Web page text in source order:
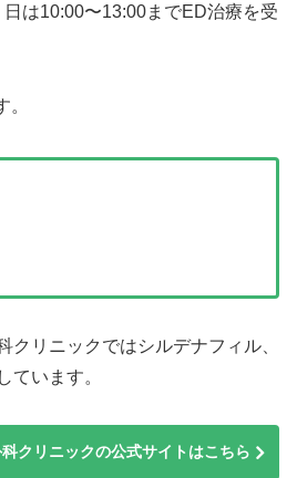
は10:00〜13:00までED治療を受
クリニックではシルデナフィル、
ています。
クリニックの公式サイトはこちら